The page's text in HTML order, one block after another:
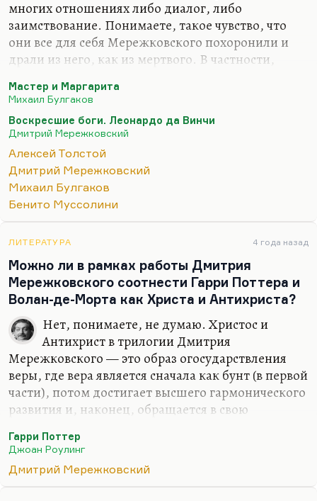
многих отношениях либо диалог, либо
заимствование. Понимаете, такое чувство, что
они все для себя Мережковского похоронили и
драли из него, как из мертвого. В частности,
Алексея» просто препарировал без зазрения
совести. Мережковский входил в кровь
тогдашней литературы, мы сильно
недооцениваем его влияние. Он был, конечно,
подростковым писателем, хотя такие романы,
как «Царство зверя», вторая трилогия, мне
кажутся сложноваты для подростка. А уж первую
трилогию — «Христос и Антихрист» — тогдашнее
это была для многих, может быть,…
Мастер и Маргарита
Михаил Булгаков
Воскресшие боги. Леонардо да Винчи
Дмитрий Мережковский
Алексей Толстой
Дмитрий Мережковский
Михаил Булгаков
Бенито Муссолини
ЛИТЕРАТУРА 4 года назад
Можно ли в рамках работы Дмитрия
Мережковского соотнести Гарри Поттера и
Волан-де-Морта как Христа и Антихриста?
Нет, понимаете, не думаю. Христос и
Антихрист в трилогии Дмитрия
Мережковского — это образ огосударствления
веры, где вера является сначала как бунт (в первой
части), потом достигает высшего гармонического
развития и, наконец, обращается в свою
становясь государственной. Такова, во всяком
случае, диалектическая логика Дмитрия
Мережковского, когда он придумывал. Когда он
Гарри Поттер
Джоан Роулинг
Дмитрий Мережковский